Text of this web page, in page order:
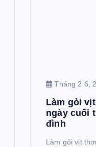
Tháng 2 6,
Làm gỏi
ngày cuối
đình
Làm gỏi vịt